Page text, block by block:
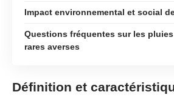
Impact environnemental et social
Questions fréquentes sur les
rares averses
Définition et